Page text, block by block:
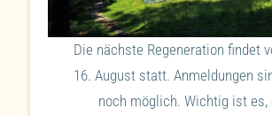
Die nächste Regeneration findet
16. August statt. Anmeldungen
noch möglich. Wichtig ist es,